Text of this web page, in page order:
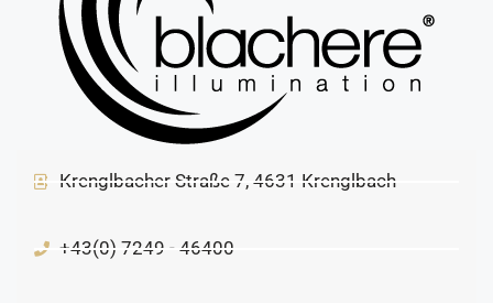
Krenglbacher Straße 7, 4631 Krenglbach
+43(0) 7249 - 46400